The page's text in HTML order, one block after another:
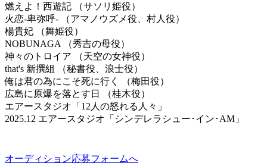
燃えよ！西遊記 （サソリ姫役）
火恋-卑弥呼- （アマノウズメ役、村人役）
楊貴妃 （舞姫役）
NOBUNAGA （秀吉の母役）
神々のトロイア （天空の女神役）
that's 新撰組 （秘書役、浪士役）
俺は君の為にこそ死に行く （梅田役）
広島に原爆を落とす日 （桂木役）
エアースタジオ「12人の怒れる人々」
2025.12 エアースタジオ「シンデレラシュー･イン･AM」
オーディション応募フォームへ